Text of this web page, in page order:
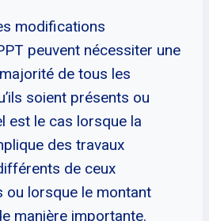
modifications
peuvent nécessiter une
de tous les
soient présents ou
est le cas lorsque la
des travaux
de ceux
ou lorsque le montant
manière importante.